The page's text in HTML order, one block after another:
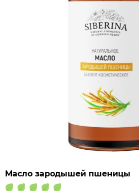
Масло зародышей пшеницы